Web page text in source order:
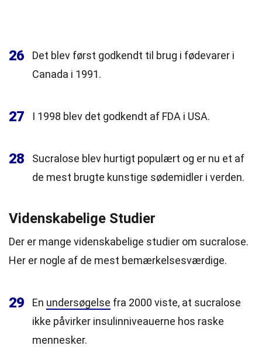
26
Det blev først godkendt til brug i fødevarer i
Canada i 1991.
27 I 1998 blev det godkendt af FDA i USA.
28
Sucralose blev hurtigt populært og er nu et af
de mest brugte kunstige sødemidler i verden.
Videnskabelige Studier
Der er mange videnskabelige studier om sucralose.
Her er nogle af de mest bemærkelsesværdige.
29 En undersøgelse fra 2000 viste, at sucralose
ikke påvirker insulinniveauerne hos raske
mennesker.